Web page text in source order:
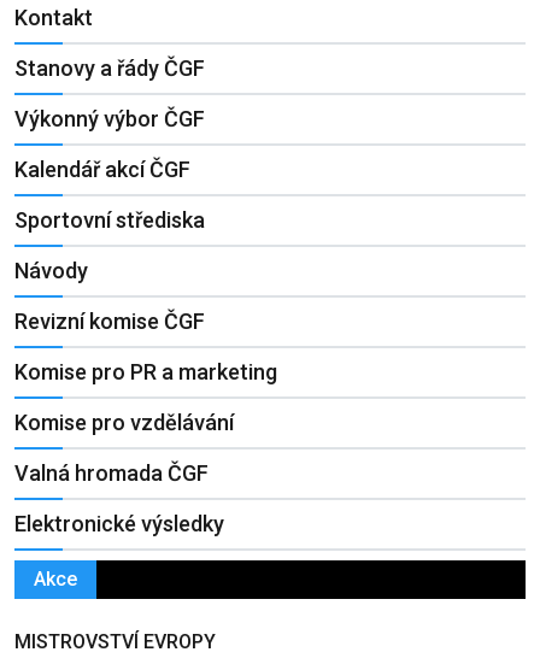
Kontakt
Stanovy a řády ČGF
Výkonný výbor ČGF
Kalendář akcí ČGF
Sportovní střediska
Návody
Revizní komise ČGF
Komise pro PR a marketing
Komise pro vzdělávání
Valná hromada ČGF
Elektronické výsledky
Akce
MISTROVSTVÍ EVROPY